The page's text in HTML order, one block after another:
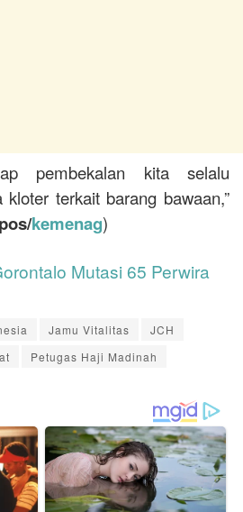
pembekalan kita selalu
terkait barang bawaan,”
kemenag)
Mutasi 65 Perwira
Jamu Vitalitas
JCH
Petugas Haji Madinah